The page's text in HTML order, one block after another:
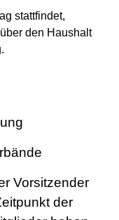
stattfindet,
den Haushalt
Vorsitzender
der